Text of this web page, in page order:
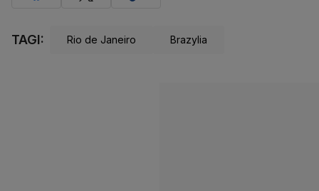
TAGI: Rio de Janeiro Brazylia